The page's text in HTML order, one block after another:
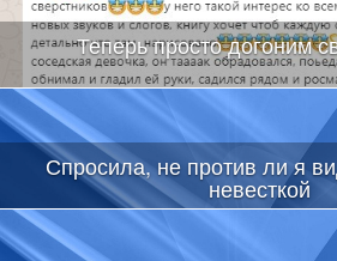
Теперь просто догоним
Спросила, не против ли я
невесткой